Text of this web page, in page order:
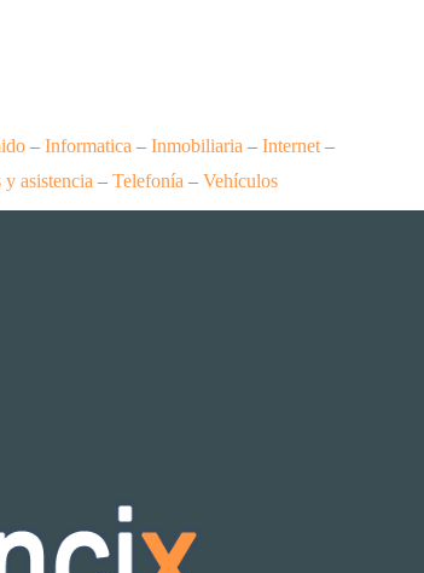
– Informatica – Inmobiliaria – Internet–
asistencia – Telefonía – Vehículos